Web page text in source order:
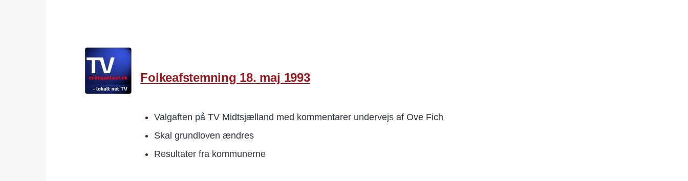
Folkeafstemning 18. maj 1993
Valgaften på TV Midtsjælland med kommentarer undervejs af Ove Fich
Skal grundloven ændres
Resultater fra kommunerne